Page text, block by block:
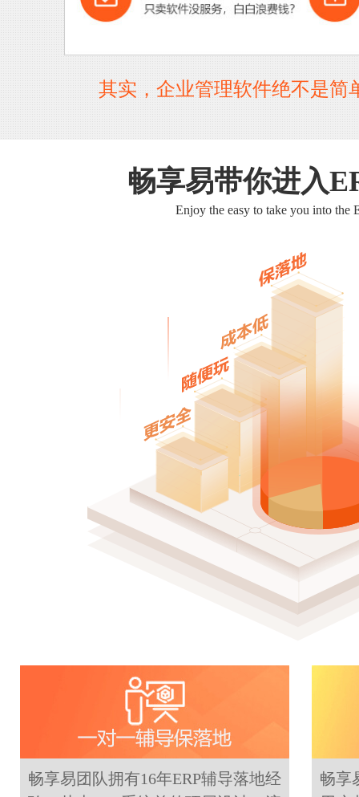
其实，企业管理软件绝不是
畅享易带你进入
Enjoy the easy to take you into the
畅享易团队拥有16年ERP辅导落地经
畅享